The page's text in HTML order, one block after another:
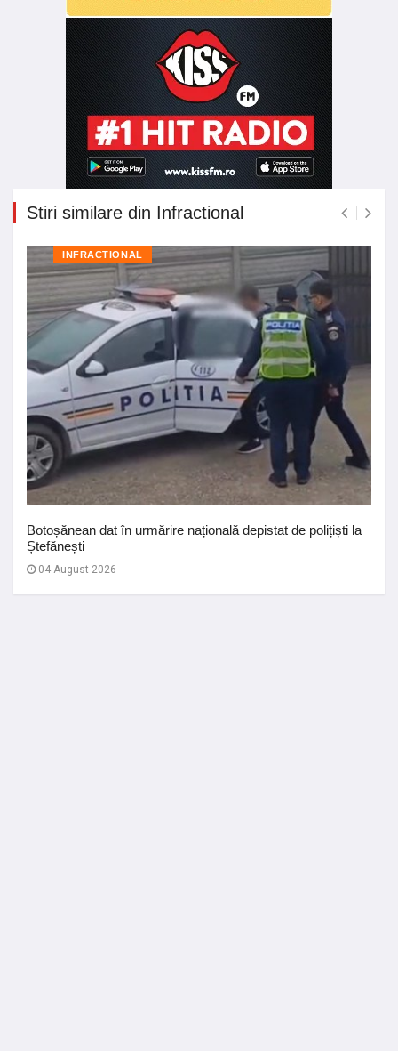
Stiri similare din Infractional
INFRACTIONAL
Botoșănean dat în urmărire națională depistat de polițiști la
Ștefănești
04 August 2026